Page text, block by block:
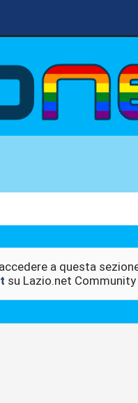
a questa
su Lazio.net Community